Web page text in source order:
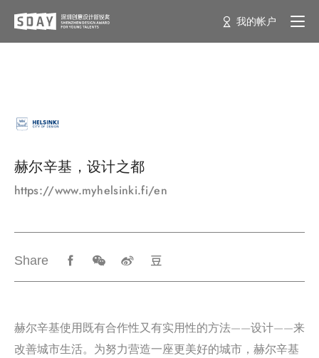
我的帐户
赫尔辛基，设计之都
https://www.myhelsinki.fi/en
Share
赫尔辛基使用既有合作性又有实用性的方法——设计——来
改善城市生活。为努力营造一座更美好的城市，赫尔辛基